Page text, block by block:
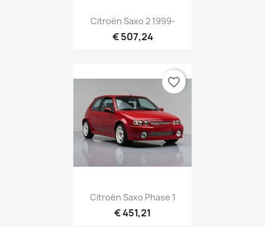
Citroën Saxo 2 1999-
€ 507,24
Citroën Saxo Phase 1
€ 451,21
favorite_border